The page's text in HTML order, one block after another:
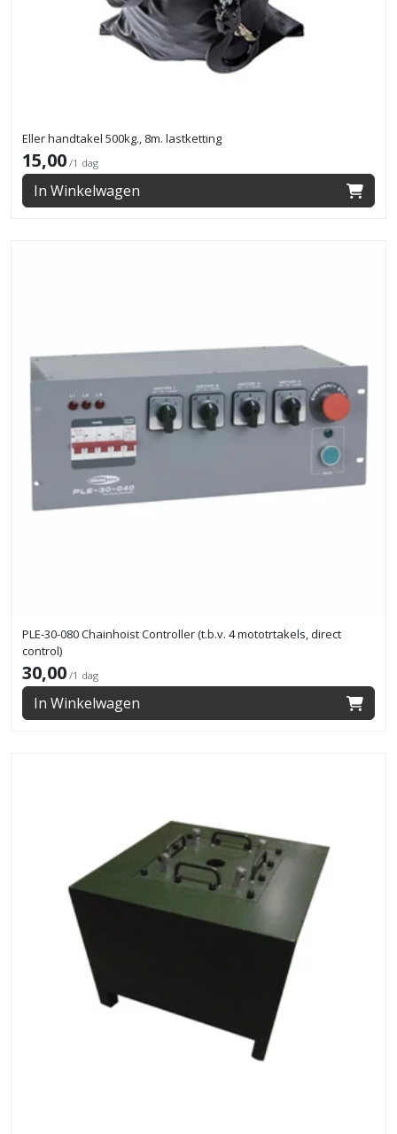
Eller handtakel 500kg., 8m. lastketting
15,00 /1 dag
In Winkelwagen
PLE-30-080 Chainhoist Controller (t.b.v. 4 mototrtakels, direct
control)
30,00 /1 dag
In Winkelwagen